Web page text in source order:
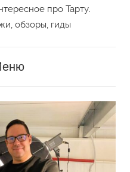
про Тарту.
обзоры, гиды